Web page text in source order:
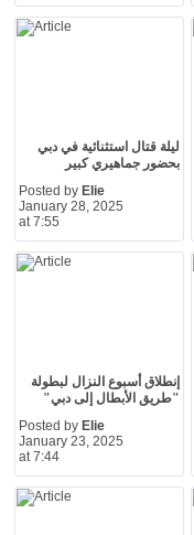
ليلة قتال استثنائية في دبي
بحضور جماهيري كبير
Posted by Elie
January 28, 2025
at 7:55
إنطلاق أسبوع النزال لبطولة
"طريق الأبطال إلى دبي"
Posted by Elie
January 23, 2025
at 7:44